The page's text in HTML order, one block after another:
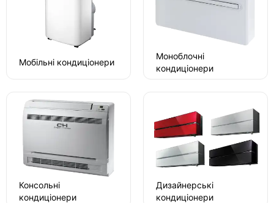
Мобільні кондиціонери
Моноблочні
кондиціонери
Консольні
кондиціонери
Дизайнерські
кондиціонери